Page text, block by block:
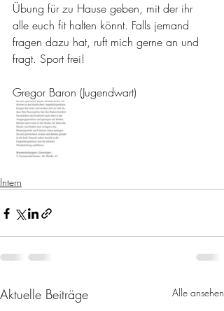
Übung für zu Hause geben, mit der ihr
alle euch fit halten könnt. Falls jemand
fragen dazu hat, ruft mich gerne an und
fragt. Sport frei!
Gregor Baron (Jugendwart)
Intern
Aktuelle Beiträge Alle ansehen